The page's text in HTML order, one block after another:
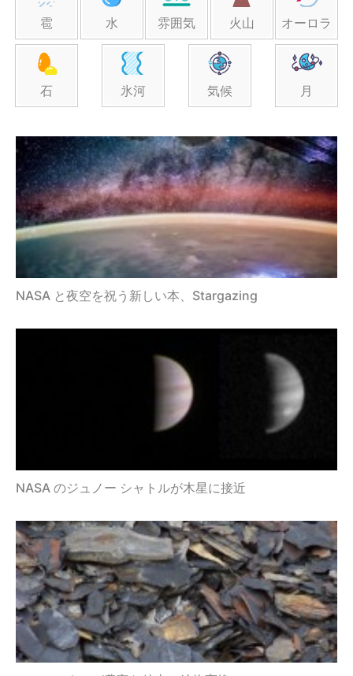
雹 水 雰囲気 火山 オーロラ
石 氷河 気候 月
NASA と夜空を祝う新しい本、Stargazing
NASA のジュノー シャトルが木星に接近